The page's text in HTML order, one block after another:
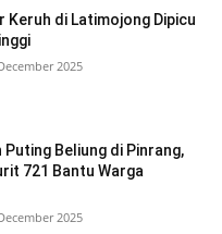
Keruh di Latimojong Dipicu
2025
Puting Beliung di Pinrang,
721 Bantu Warga
2025